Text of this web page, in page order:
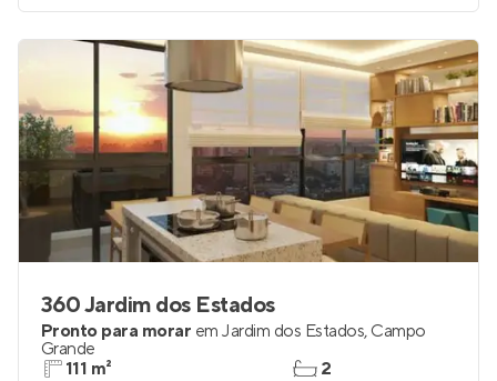
360 Jardim dos Estados
Pronto para morar em Jardim dos Estados, Campo
Grande
111 m²
2